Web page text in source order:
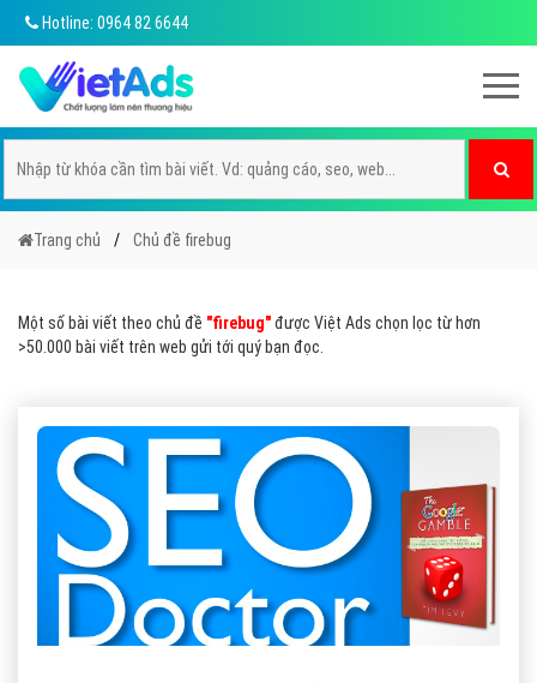
Hotline: 0964 82 6644
Trang chủ Chủ đề firebug
Một số bài viết theo chủ đề "firebug"được Việt Ads chọn lọc từ hơn
>50.000 bài viết trên web gửi tới quý bạn đọc.